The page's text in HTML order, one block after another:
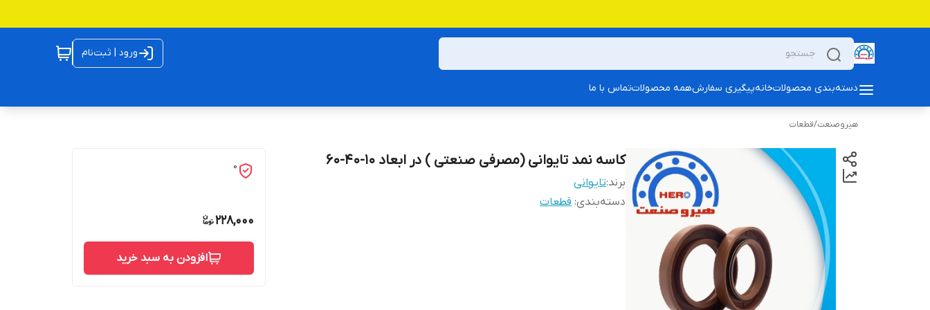
ورود | ثبت‌نام
دسته‌بندی محصولاتخانهپیگیری سفارشهمه محصولاتتماس با ما
هیروصنعت/قطعات
کاسه نمد تایوانی (مصرفی صنعتی ) در ابعاد 10-40-60
برند:تایوانی
دسته‌بندی: قطعات
0
228,000
افزودن به سبد خرید